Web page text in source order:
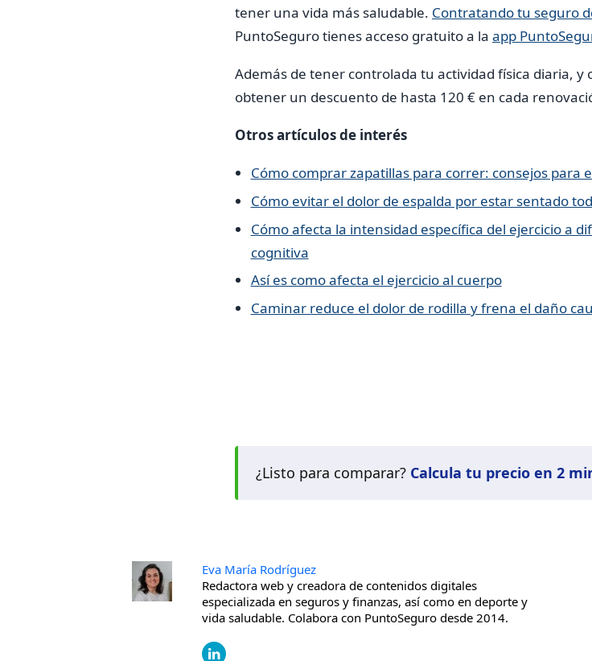
tener una vida más saludable. Contratando tu seguro
PuntoSeguro tienes acceso gratuito a la app
Además de tener controlada tu actividad física diaria, y
obtener un descuento de hasta 120 € en cada
Otros artículos de interés
Cómo comprar zapatillas para correr: consejos para
Cómo evitar el dolor de espalda por estar sentado
Cómo afecta la intensidad específica del ejercicio a
cognitiva
Así es como afecta el ejercicio al cuerpo
Caminar reduce el dolor de rodilla y frena el daño
¿Listo para comparar? Calcula tu precio en 2
Eva María Rodríguez
Redactora web y creadora de contenidos digitales
especializada en seguros y finanzas, así como en deporte y
vida saludable. Colabora con PuntoSeguro desde 2014.